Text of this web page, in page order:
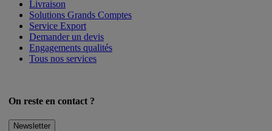
Livraison
Solutions Grands Comptes
Service Export
Demander un devis
Engagements qualités
Tous nos services
On reste en contact ?
Newsletter